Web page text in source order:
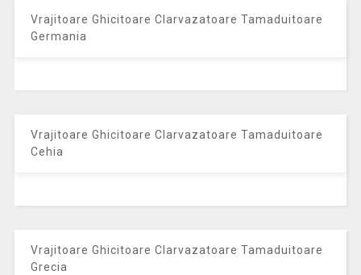
Vrajitoare Ghicitoare Clarvazatoare Tamaduitoare
Germania
Vrajitoare Ghicitoare Clarvazatoare Tamaduitoare
Cehia
Vrajitoare Ghicitoare Clarvazatoare Tamaduitoare
Grecia